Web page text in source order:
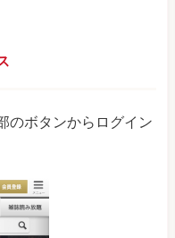
のボタンからログイン